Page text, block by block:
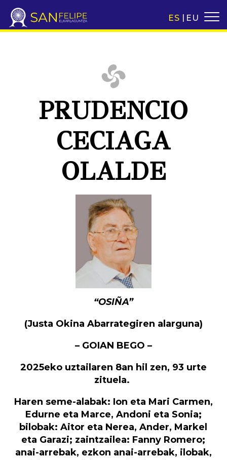
ES EU
PRUDENCIO
CECIAGA
OLALDE
“OSIÑA”
(Justa Okina Abarrategiren alarguna)
– GOIAN BEGO –
2025eko uztailaren 8an hil zen, 93 urte
zituela.
Haren seme-alabak: Ion eta Mari Carmen,
Edurne eta Marce, Andoni eta Sonia;
bilobak: Aitor eta Nerea, Ander, Markel
eta Garazi; zaintzailea: Fanny Romero;
anai-arrebak, ezkon anai-arrebak, ilobak,